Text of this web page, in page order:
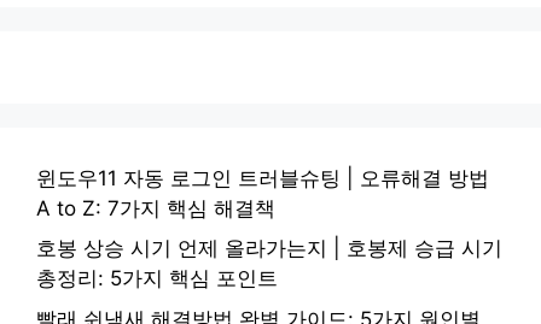
윈도우11 자동 로그인 트러블슈팅 | 오류해결 방법
A to Z: 7가지 핵심 해결책
호봉 상승 시기 언제 올라가는지 | 호봉제 승급 시기
총정리: 5가지 핵심 포인트
빨래 쉰냄새 해결방법 완벽 가이드: 5가지 원인별